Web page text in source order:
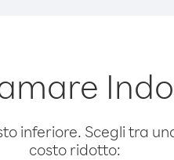
inferiore. Scegli tra
costo ridotto: